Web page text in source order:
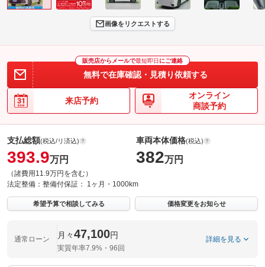
画像をリクエストする
販売店からメールで最短即日 にご連絡
無料で在庫確認・見積り依頼する
来店予約
オンライン
商談予約
支払総額(税込/リ済込)
393.9万円
（諸費用11.9万円を含む）
車両本体価格(税込)
382万円
法定整備： 整備付保証： 1ヶ月・1000km
希望予算で相談してみる 価格変更をお知らせ
通常ローン 月々47,100円
実質年率7.9%・96回
詳細を見る